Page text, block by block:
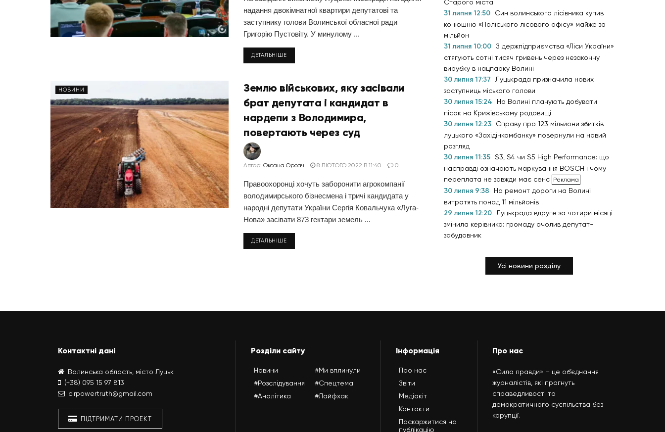
надання двокімнатної квартири депутатові та
заступнику голови Волинської обласної ради
Григорію Пустовіту. У минулому ...
ДЕТАЛЬНІШЕ
НОВИНИ
Землю військових, яку засівали
брат депутата і кандидат в
нардепи з Володимира,
повертають через суд
Автор: Оксана Орсач 8 ЛЮТОГО 2022 В 11:40 0
Правоохоронці хочуть заборонити агрокомпанії
володимирського бізнесмена і тричі кандидата у
народні депутати України Сергія Ковальчука «Луга-
Нова» засівати 873 гектари земель ...
ДЕТАЛЬНІШЕ
Старого міста
31 липня 12:50
Син волинського лісівника купив
конюшню «Поліського лісового офісу» майже за
мільйон
31 липня 10:00 З держпідприємства «Ліси України»
стягують сотні тисяч гривень через незаконну
вирубку в нацпарку Волині
30 липня 17:37
Луцькрада призначила нових
заступниць міського голови
30 липня 15:24
На Волині планують добувати
пісок на Крижівському родовищі
30 липня 12:23
Справу про 123 мільйони збитків
луцького «Західінкомбанку» повернули на новий
розгляд
30 липня 11:35 S3, S4 чи S5 High Performance: що
насправді означають маркування BOSCH і чому
переплата не завжди має сенс
30 липня 9:38
На ремонт дороги на Волині
витратять понад 11 мільйонів
29 липня 12:20
Луцькрада вдруге за чотири місяці
змінила керівника: громаду очолив депутат-
забудовник
Усі новини розділу
Контактні дані
Волинська область, місто Луцьк
(+38) 095 15 97 813
cirpowertruth@gmail.com
ПІДТРИМАТИ ПРОЕКТ
Розділи сайту
Новини
#Розслідування
#Аналітика
#Ми вплинули
#Спецтема
#Лайфхак
Інформація
Про нас
Звіти
Медіакіт
Контакти
Поскаржитися на
публікацію
Про нас
«Сила правди» – це об’єднання
журналістів, які прагнуть
справедливості та
демократичного суспільства без
корупції.